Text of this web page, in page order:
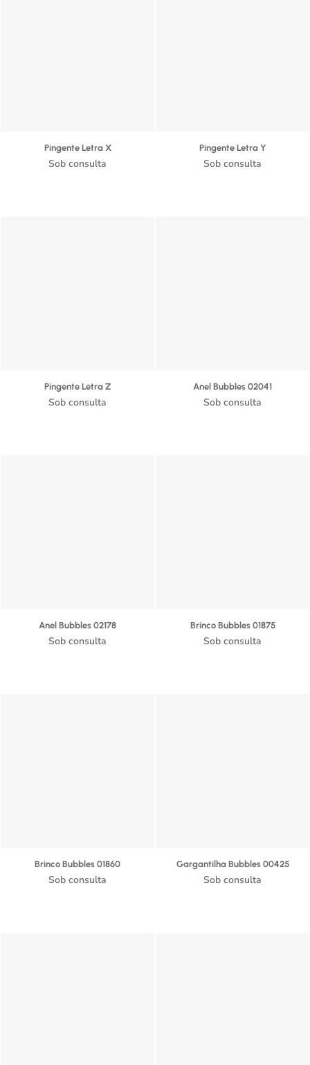
Pingente Letra X
Sob consulta
Pingente Letra Y
Sob consulta
Pingente Letra Z
Sob consulta
Anel Bubbles 02041
Sob consulta
Anel Bubbles 02178
Sob consulta
Brinco Bubbles 01875
Sob consulta
Brinco Bubbles 01860
Sob consulta
Gargantilha Bubbles 00425
Sob consulta